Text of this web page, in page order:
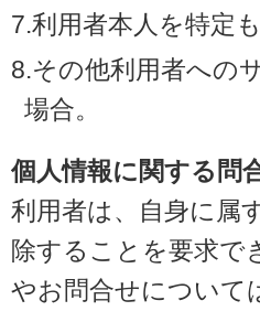
7.利用者本人を特定
8.その他利用者への
場合。
個人情報に関する問
利用者は、自身に属
除することを要求で
やお問合せについて